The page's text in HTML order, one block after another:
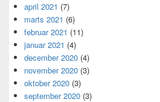
april 2021 (7)
marts 2021 (6)
februar 2021 (11)
januar 2021 (4)
december 2020 (4)
november 2020 (3)
oktober 2020 (3)
september 2020 (3)